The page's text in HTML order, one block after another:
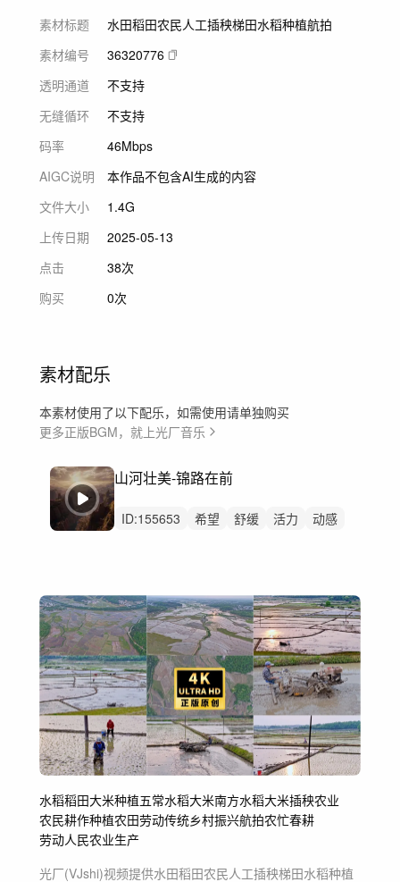
素材标题
水田稻田农民人工插秧梯田水稻种植航拍
素材编号
36320776
透明通道
不支持
无缝循环
不支持
码率
46Mbps
AIGC说明
本作品不包含AI生成的内容
文件大小
1.4G
上传日期
2025-05-13
点击
38次
购买
0次
素材配乐
本素材使用了以下配乐，如需使用请单独购买
更多正版BGM，就上光厂音乐
山河壮美-锦路在前
ID:155653 希望 舒缓 活力
动感
水稻稻田大米种植五常水稻大米南方水稻大米插秧农业
农民耕作种植农田劳动传统乡村振兴航拍农忙春耕
劳动人民农业生产
光厂(VJshi)视频提供水田稻田农民人工插秧梯田水稻种植